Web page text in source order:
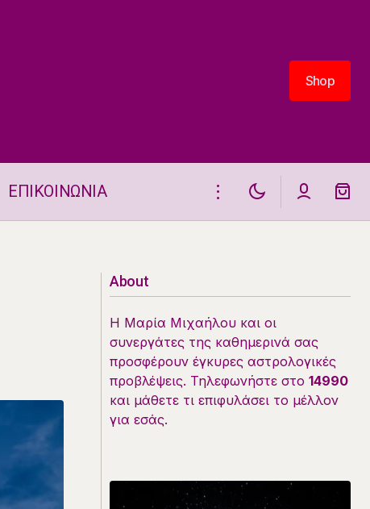
Shop
Shop
ΕΠΙΚΟΙΝΩΝΙΑ
About
Η Μαρία Μιχαήλου και οι
συνεργάτες της καθημερινά σας
προσφέρουν έγκυρες αστρολογικές
προβλέψεις. Τηλεφωνήστε στο 14990
και μάθετε τι επιφυλάσει το μέλλον
για εσάς.